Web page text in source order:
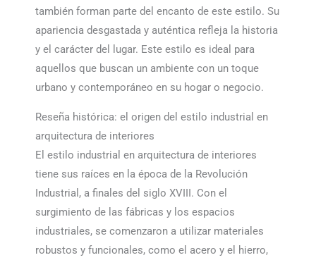
también forman parte del encanto de este estilo. Su
apariencia desgastada y auténtica refleja la historia
y el carácter del lugar. Este estilo es ideal para
aquellos que buscan un ambiente con un toque
urbano y contemporáneo en su hogar o negocio.
Reseña histórica: el origen del estilo industrial en
arquitectura de interiores
El estilo industrial en arquitectura de interiores
tiene sus raíces en la época de la Revolución
Industrial, a finales del siglo XVIII. Con el
surgimiento de las fábricas y los espacios
industriales, se comenzaron a utilizar materiales
robustos y funcionales, como el acero y el hierro,